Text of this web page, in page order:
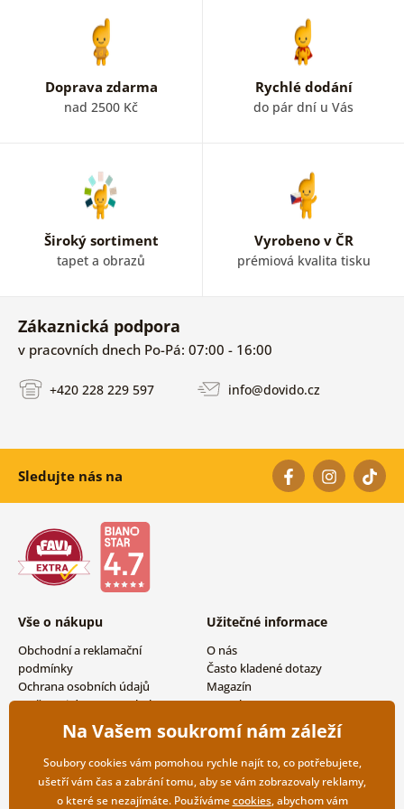
Doprava zdarma
nad 2500 Kč
Rychlé dodání
do pár dní u Vás
Široký sortiment
tapet a obrazů
Vyrobeno v ČR
prémiová kvalita tisku
Zákaznická podpora
v pracovních dnech Po-Pá: 07:00 - 16:00
+420 228 229 597 info@dovido.cz
Sledujte nás na
Vše o nákupu
Obchodní a reklamační
podmínky
Ochrana osobních údajů
Možnosti dopravy a platby
Vrácení zboží
Užitečné informace
O nás
Často kladené dotazy
Magazín
Kontakty
Velkoobchodní spolupráce
Na Vašem soukromí nám záleží
Soubory cookies vám pomohou rychle najít to, co potřebujete,
ušetří vám čas a zabrání tomu, aby se vám zobrazovaly reklamy,
o které se nezajímáte. Používámecookies, abychom vám